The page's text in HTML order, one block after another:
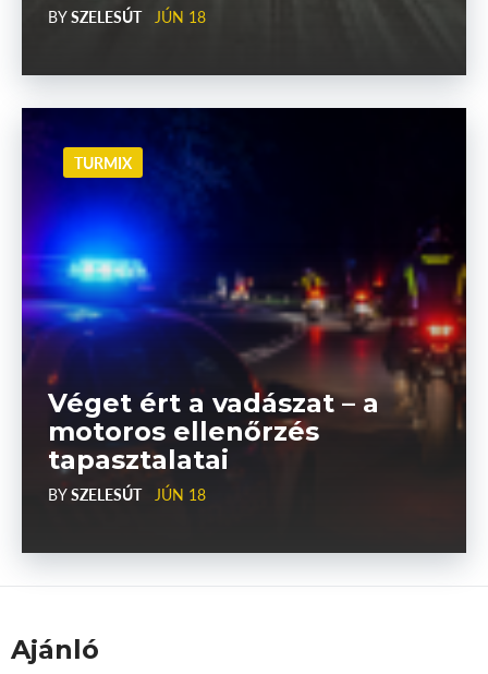
BYSZELESÚT JÚN 18
TURMIX
Véget ért a vadászat – a
motoros ellenőrzés
tapasztalatai
BYSZELESÚT JÚN 18
Ajánló